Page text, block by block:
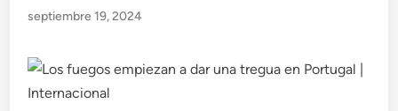
septiembre 19, 2024